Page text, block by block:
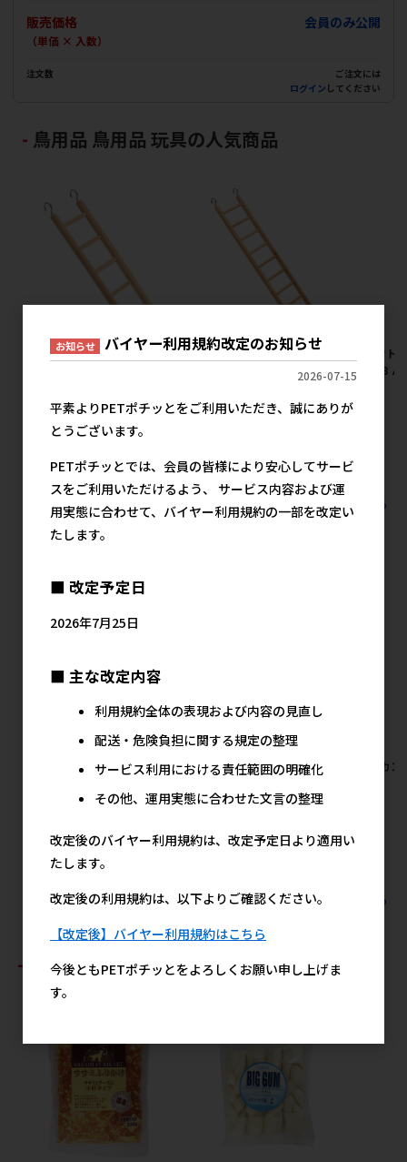
販売価格
（単価 × 入数）
会員のみ公開
注文数
ご注文には
ログイン してください
鳥用品 鳥用品 玩具の人気商品
【アウトレット】[ファンタジ
メーカー希望小売価格
600円
【アウトレット】[ファンタジ
ーワールド]木製ハシゴ
メーカー希望小売価格
【アウト
会]B73 バ
すべての鳥用品 鳥用品 玩具の人気商品を見る
【アウトレット】[マルカン]虫
40g×6個 ※賞味期限2026年
メーカー希望小売価格
【アウトレット】[マルカ
サーバーどこでもファウンテ
メーカー希望小売価格
[マルカ
すべてのマルカンの人気商品を見る
おすすめ商品
お知らせ バイヤー利用規約改定のお知らせ
2026-07-15
平素よりPETポチッとをご利用いただき、誠にありが
とうございます。
PETポチッとでは、会員の皆様により安心してサービ
スをご利用いただけるよう、 サービス内容および運
用実態に合わせて、バイヤー利用規約の一部を改定い
たします。
■ 改定予定日
2026年7月25日
■ 主な改定内容
利用規約全体の表現および内容の見直し
配送・危険負担に関する規定の整理
サービス利用における責任範囲の明確化
その他、運用実態に合わせた文言の整理
改定後のバイヤー利用規約は、改定予定日より適用い
たします。
改定後の利用規約は、以下よりご確認ください。
【改定後】バイヤー利用規約はこちら
今後ともPETポチッとをよろしくお願い申し上げま
す。